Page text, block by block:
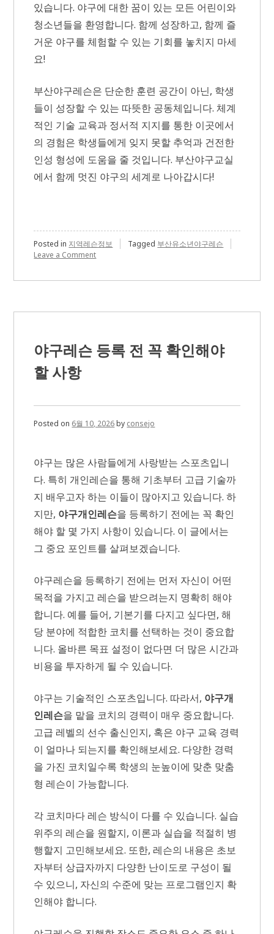
있습니다. 야구에 대한 꿈이 있는 모든 어린이와
청소년들을 환영합니다. 함께 성장하고, 함께 즐
거운 야구를 체험할 수 있는 기회를 놓치지 마세
요!
부산야구레슨은 단순한 훈련 공간이 아닌, 학생
들이 성장할 수 있는 따뜻한 공동체입니다. 체계
적인 기술 교육과 정서적 지지를 통한 이곳에서
의 경험은 학생들에게 잊지 못할 추억과 건전한
인성 형성에 도움을 줄 것입니다. 부산야구교실
에서 함께 멋진 야구의 세계로 나아갑시다!
Posted in 지역레슨정보 Tagged 부산유소년야구레슨
Leave a Commenton
비
배
울
산
야
구
야구레슨 등록 전 꼭 확인해야
할 사항
Posted on 6월 10, 2026by consejo
야구는 많은 사람들에게 사랑받는 스포츠입니
다. 특히 개인레슨을 통해 기초부터 고급 기술까
지 배우고자 하는 이들이 많아지고 있습니다. 하
지만, 야구개인레슨을 등록하기 전에는 꼭 확인
해야 할 몇 가지 사항이 있습니다. 이 글에서는
그 중요 포인트를 살펴보겠습니다.
야구레슨을 등록하기 전에는 먼저 자신이 어떤
목적을 가지고 레슨을 받으려는지 명확히 해야
합니다. 예를 들어, 기본기를 다지고 싶다면, 해
당 분야에 적합한 코치를 선택하는 것이 중요합
니다. 올바른 목표 설정이 없다면 더 많은 시간과
비용을 투자하게 될 수 있습니다.
야구는 기술적인 스포츠입니다. 따라서, 야구개
인레슨을 맡을 코치의 경력이 매우 중요합니다.
고급 레벨의 선수 출신인지, 혹은 야구 교육 경력
이 얼마나 되는지를 확인해보세요. 다양한 경력
을 가진 코치일수록 학생의 눈높이에 맞춘 맞춤
형 레슨이 가능합니다.
각 코치마다 레슨 방식이 다를 수 있습니다. 실습
위주의 레슨을 원할지, 이론과 실습을 적절히 병
행할지 고민해보세요. 또한, 레슨의 내용은 초보
자부터 상급자까지 다양한 난이도로 구성이 될
수 있으니, 자신의 수준에 맞는 프로그램인지 확
인해야 합니다.